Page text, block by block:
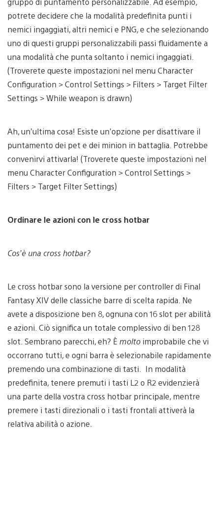
potrete decidere che la modalità predefinita punti i
nemici ingaggiati, altri nemici e PNG, e che selezionando
uno di questi gruppi personalizzabili passi fluidamente a
una modalità che punta soltanto i nemici ingaggiati.
(Troverete queste impostazioni nel menu Character
Configuration > Control Settings > Filters > Target Filter
Settings > While weapon is drawn)
Ah, un’ultima cosa! Esiste un’opzione per disattivare il
puntamento dei pet e dei minion in battaglia. Potrebbe
convenirvi attivarla! (Troverete queste impostazioni nel
menu Character Configuration > Control Settings >
Filters > Target Filter Settings)
Ordinare le azioni con le cross hotbar
Cos’è una cross hotbar?
Le cross hotbar sono la versione per controller di Final
Fantasy XIV delle classiche barre di scelta rapida. Ne
avete a disposizione ben 8, ognuna con 16 slot per abilità
e azioni. Ciò significa un totale complessivo di ben 128
slot. Sembrano parecchi, eh? È molto improbabile che vi
occorrano tutti, e ogni barra è selezionabile rapidamente
premendo una combinazione di tasti. In modalità
predefinita, tenere premuti i tasti L2 o R2 evidenzierà
una parte della vostra cross hotbar principale, mentre
premere i tasti direzionali o i tasti frontali attiverà la
relativa abilità o azione.